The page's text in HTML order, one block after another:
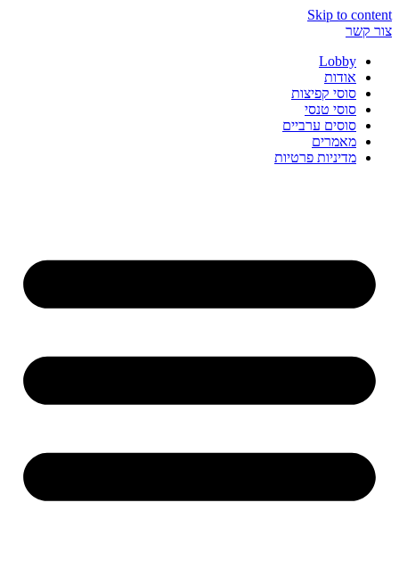
Skip to content
צור קשר
Lobby
אודות
סוסי קפיצות
סוסי טנסי
סוסים ערביים
מאמרים
מדיניות פרטיות